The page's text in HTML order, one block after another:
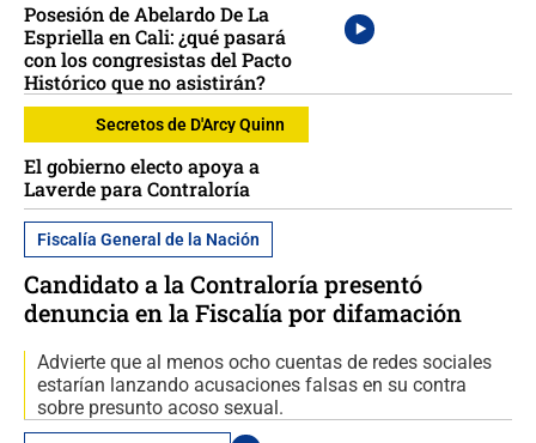
Posesión de Abelardo De La
Espriella en Cali: ¿qué pasará
con los congresistas del Pacto
Histórico que no asistirán?
Secretos de D'Arcy Quinn
El gobierno electo apoya a
Laverde para Contraloría
Fiscalía General de la Nación
Candidato a la Contraloría presentó
denuncia en la Fiscalía por difamación
Advierte que al menos ocho cuentas de redes sociales
estarían lanzando acusaciones falsas en su contra
sobre presunto acoso sexual.